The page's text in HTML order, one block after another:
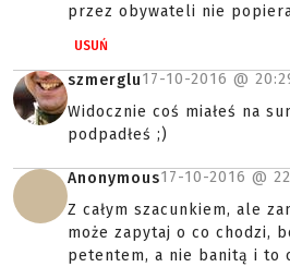
przez obywateli nie
USUŃ
szmerglu17-10-2016 @
Widocznie coś miałeś na
podpadłeś ;)
Anonymous17-10-2016 @
Z całym szacunkiem, ale
może zapytaj o co chodzi,
petentem, a nie banitą i to